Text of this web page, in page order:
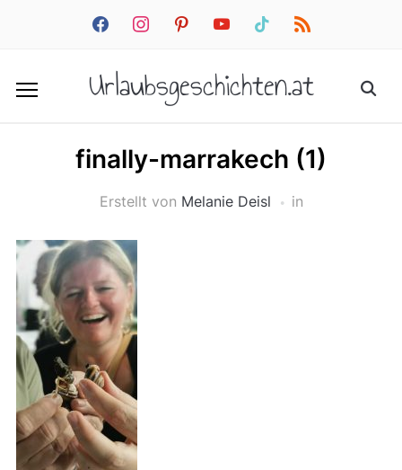
facebookinstagrampinterestyoutube tiktok rss
Urlaubsgeschichten.at
finally-marrakech (1)
Erstellt von Melanie Deisl in